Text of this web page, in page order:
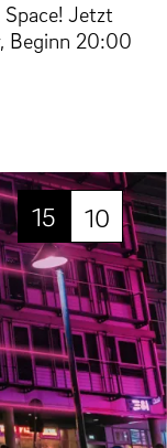
Jetzt
Beginn 20:00
15 10